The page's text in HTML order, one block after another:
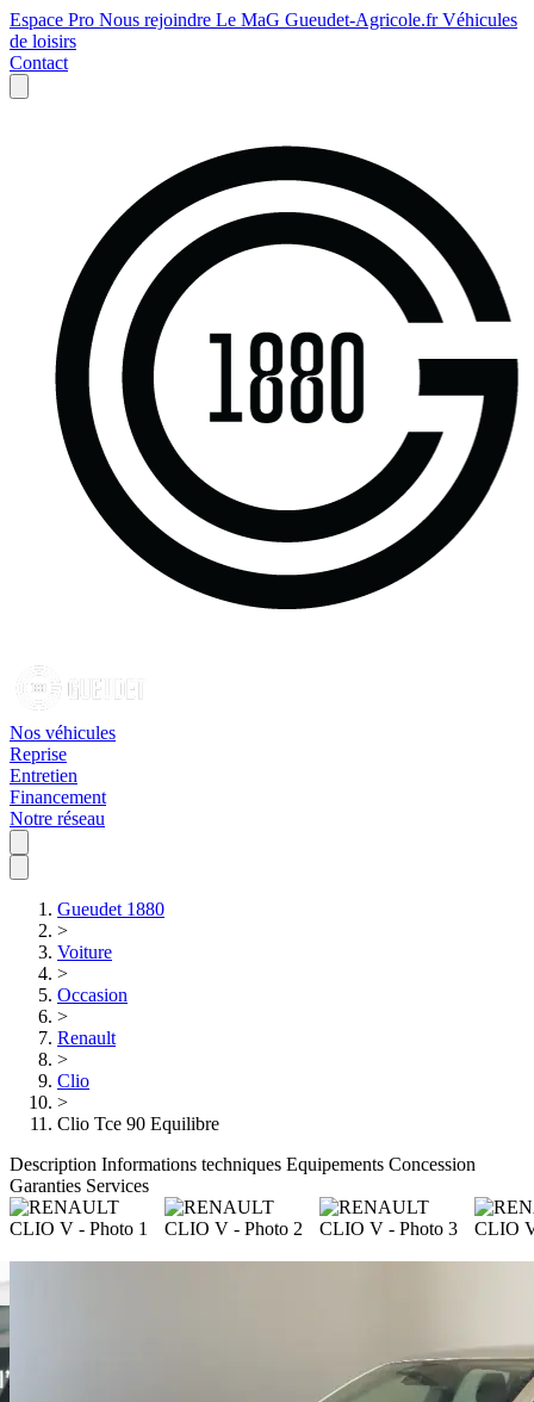
Espace Pro Nous rejoindre Le MaG Gueudet-Agricole.frVéhicules
de loisirs
Contact
Nos véhicules
Reprise
Entretien
Financement
Notre réseau
Gueudet 1880
>
Voiture
>
Occasion
>
Renault
>
Clio
>
Clio Tce 90 Equilibre
Description Informations techniques Equipements Concession
Garanties Services